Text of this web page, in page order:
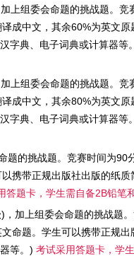
上组委会命题的挑战题。竞
成中文，其余60%为英文原
字典、电子词典或计算器等
上组委会命题的挑战题。竞
成中文，其余80%为英文原
字典、电子词典或计算器等
题的挑战题。竞赛时间为90
携带正规出版社出版的纸质
答题卡，学生需自备2B铅笔
加上组委会命题的挑战题
命题。学生可以携带正规出
等。) 考试采用答题卡，学